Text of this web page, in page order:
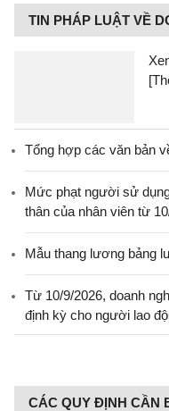
TIN PHÁP LUẬT VỀ
Tổng hợp các văn bản
Mức phạt người sử
thân của nhân viên từ
Mẫu thang lương bảng
Từ 10/9/2026, doanh
định kỳ cho người lao
CÁC QUY ĐỊNH CẦN